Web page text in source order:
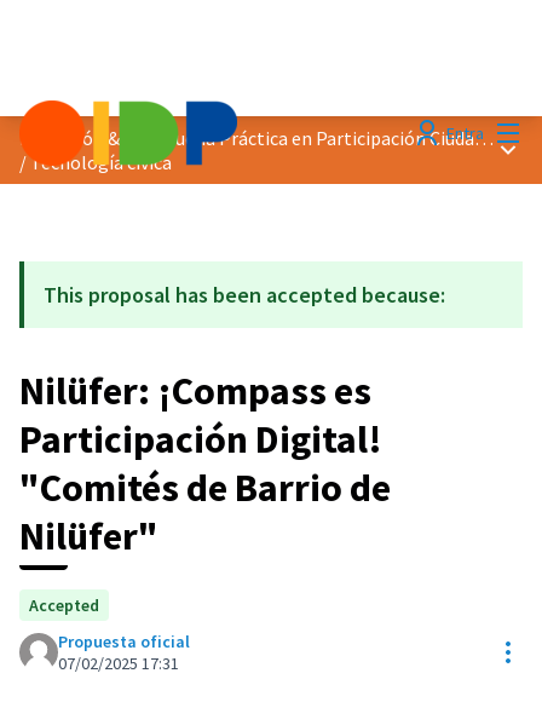
EntraDistinción &quot;Buena Práctica en Participación Ciudadana&quot; 2025
/Tecnología cívica
This proposal has been accepted because:
Nilüfer: ¡Compass es
Participación Digital!
"Comités de Barrio de
Nilüfer"
Accepted
Propuesta oficial
07/02/2025 17:31